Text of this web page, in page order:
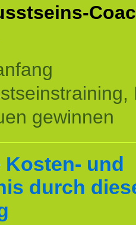
gewinnen
und
durch